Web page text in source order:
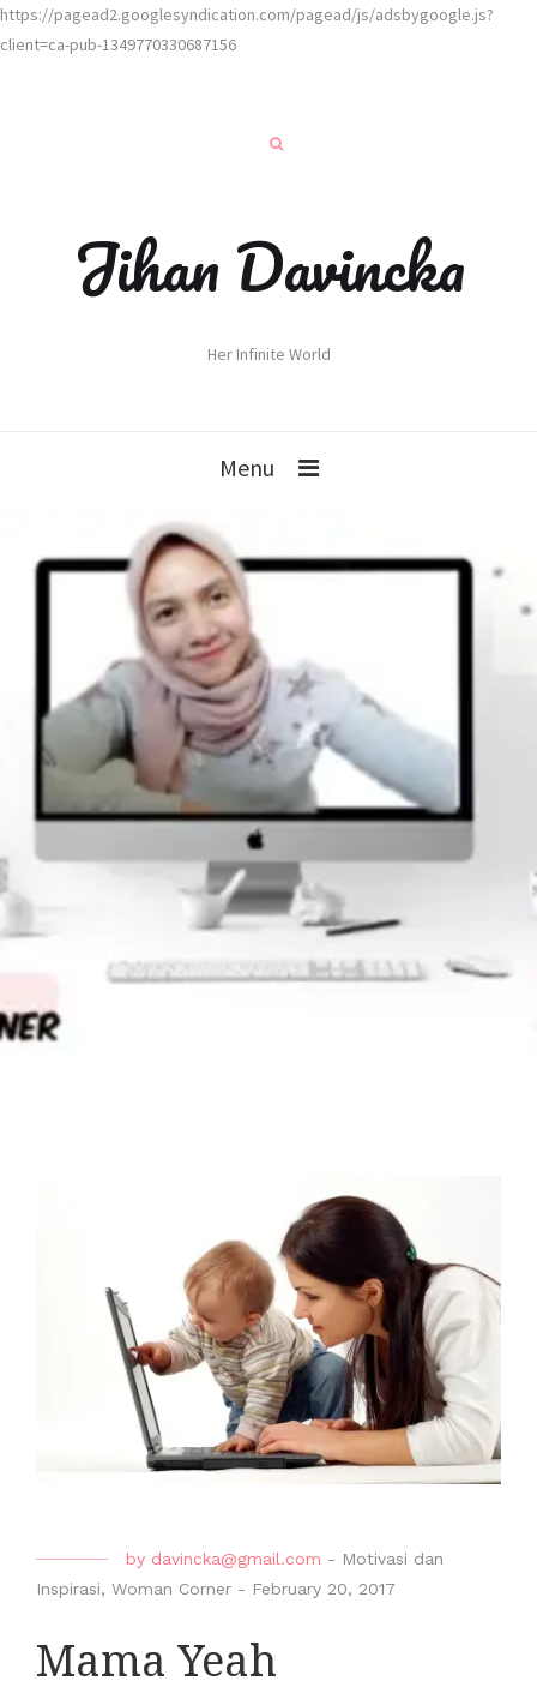
https://pagead2.googlesyndication.com/pagead/js/adsbygoogle.js?
client=ca-pub-1349770330687156
Jihan Davincka
Her Infinite World
Menu
by davincka@gmail.com - Motivasi dan
Inspirasi, Woman Corner - February 20, 2017
Mama Yeah